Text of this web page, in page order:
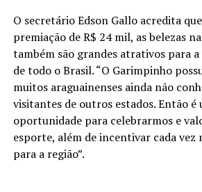
O secretário Edson Gallo acredita
premiação de R$ 24 mil, as belezas
também são grandes atrativos para
de todo o Brasil. “O Garimpinho
muitos araguainenses ainda não
visitantes de outros estados. Então é
oportunidade para celebrarmos e
esporte, além de incentivar cada vez
para a região”.